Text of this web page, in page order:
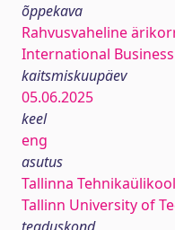
õppekava
Rahvusvaheline
International
kaitsmiskuupäev
05.06.2025
keel
eng
asutus
Tallinna Tehnikaülikool
Tallinn University of